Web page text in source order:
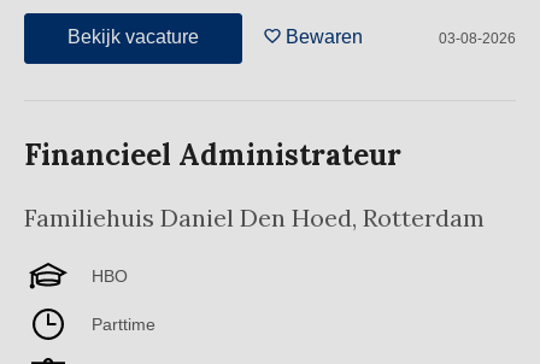
Bekijk vacature Bewaren 03-08-2026
Financieel Administrateur
Familiehuis Daniel Den Hoed, Rotterdam
HBO
Parttime